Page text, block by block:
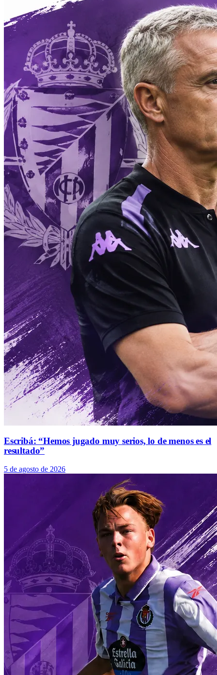
Escribá: “Hemos jugado muy serios, lo de menos es el
resultado”
5 de agosto de 2026